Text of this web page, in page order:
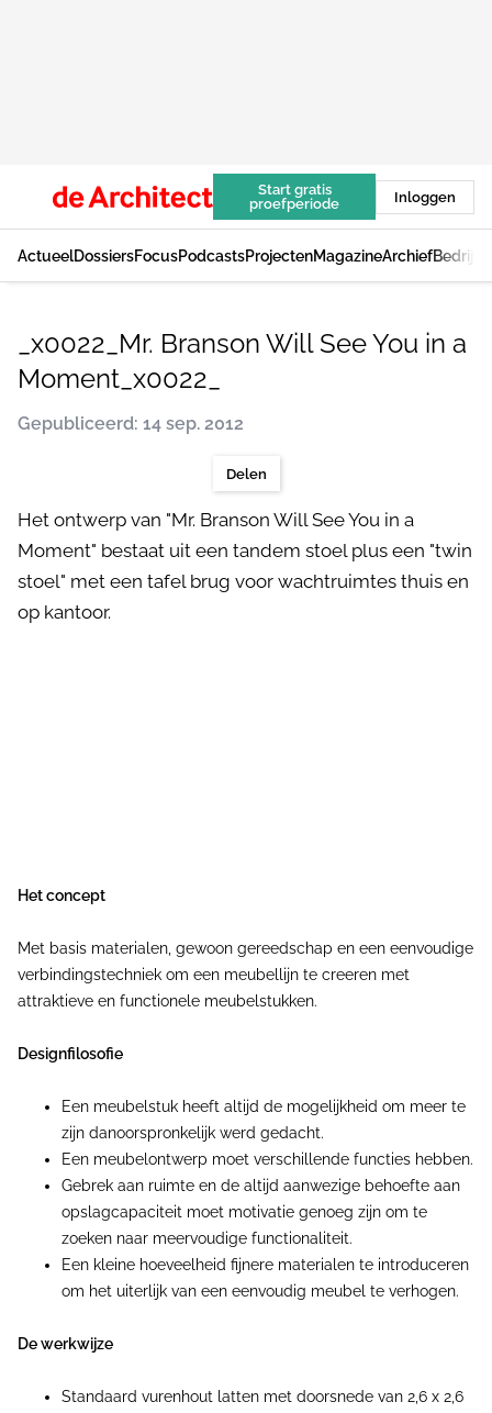
Start gratis
proefperiode
Inloggen
ActueelDossiersFocusPodcastsProjectenMagazineArchief
_x0022_Mr. Branson Will See You in a
Moment_x0022_
Gepubliceerd: 14 sep. 2012
Delen
Het ontwerp van "Mr. Branson Will See You in a
Moment" bestaat uit een tandem stoel plus een "twin
stoel" met een tafel brug voor wachtruimtes thuis en
op kantoor.
Het concept
Met basis materialen, gewoon gereedschap en een eenvoudige
verbindingstechniek om een meubellijn te creeren met
attraktieve en functionele meubelstukken.
Designfilosofie
Een meubelstuk heeft altijd de mogelijkheid om meer te
zijn danoorspronkelijk werd gedacht.
Een meubelontwerp moet verschillende functies hebben.
Gebrek aan ruimte en de altijd aanwezige behoefte aan
opslagcapaciteit moet motivatie genoeg zijn om te
zoeken naar meervoudige functionaliteit.
Een kleine hoeveelheid fijnere materialen te introduceren
om het uiterlijk van een eenvoudig meubel te verhogen.
De werkwijze
Standaard vurenhout latten met doorsnede van 2,6 x 2,6